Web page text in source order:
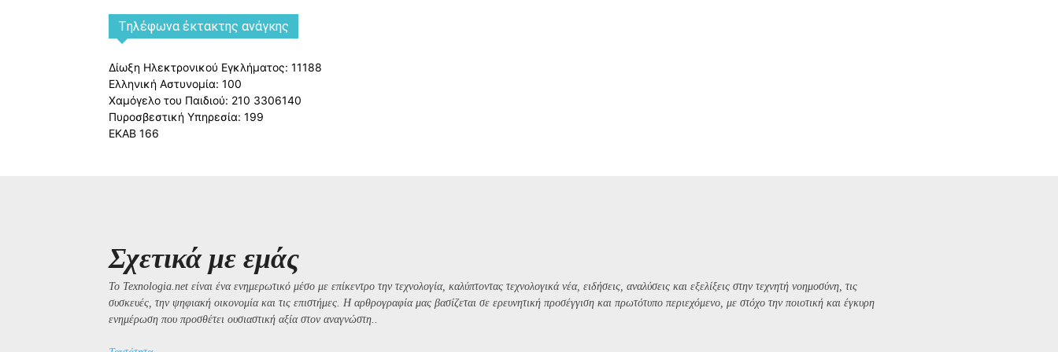
Tηλέφωνα έκτακτης ανάγκης
Δίωξη Ηλεκτρονικού Εγκλήματος: 11188
Ελληνική Αστυνομία: 100
Χαμόγελο του Παιδιού: 210 3306140
Πυροσβεστική Υπηρεσία: 199
ΕΚΑΒ 166
Σχετικά με εμάς
Το Texnologia.net είναι ένα ενημερωτικό μέσο με επίκεντρο την τεχνολογία, καλύπτοντας τεχνολογικά νέα, ειδήσεις, αναλύσεις και εξελίξεις στην τεχνητή νοημοσύνη, τις
συσκευές, την ψηφιακή οικονομία και τις επιστήμες. Η αρθρογραφία μας βασίζεται σε ερευνητική προσέγγιση και πρωτότυπο περιεχόμενο, με στόχο την ποιοτική και έγκυρη
ενημέρωση που προσθέτει ουσιαστική αξία στον αναγνώστη..